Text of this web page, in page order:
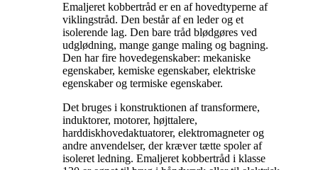
Emaljeret kobbertråd er en af ​​hovedtyperne af
viklingstråd. Den består af en leder og et
isolerende lag. Den bare tråd blødgøres ved
udglødning, mange gange maling og bagning.
Den har fire hovedegenskaber: mekaniske
egenskaber, kemiske egenskaber, elektriske
egenskaber og termiske egenskaber.
Det bruges i konstruktionen af ​​transformere,
induktorer, motorer, højttalere,
harddiskhovedaktuatorer, elektromagneter og
andre anvendelser, der kræver tætte spoler af
isoleret ledning. Emaljeret kobbertråd i klasse